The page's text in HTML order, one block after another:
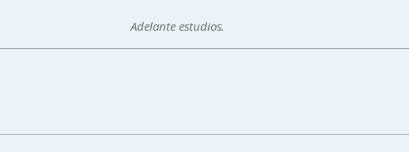
Adelante estudios.